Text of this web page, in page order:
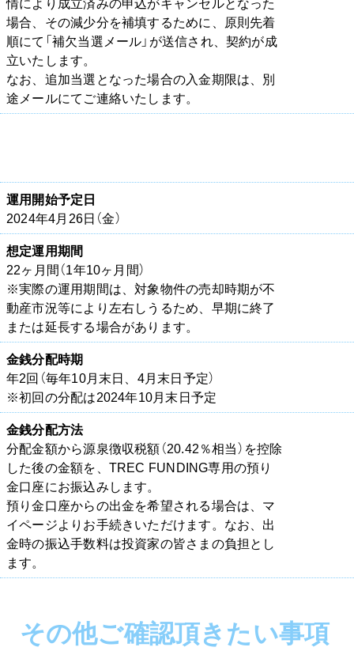
場合、その減少分を補填するために、原則先着
順にて「補欠当選メール」が送信され、契約が成
立いたします。
なお、追加当選となった場合の入金期限は、別
途メールにてご連絡いたします。
運用開始予定日
2024年4月26日（金）
想定運用期間
22ヶ月間（1年10ヶ月間）
※実際の運用期間は、対象物件の売却時期が不
動産市況等により左右しうるため、早期に終了
または延長する場合があります。
金銭分配時期
年2回（毎年10月末日、4月末日予定）
※初回の分配は2024年10月末日予定
金銭分配方法
分配金額から源泉徴収税額（20.42％相当）を控除
した後の金額を、TREC FUNDING専用の預り
金口座にお振込みします。
預り金口座からの出金を希望される場合は、マ
イページよりお手続きいただけます。なお、出
金時の振込手数料は投資家の皆さまの負担とし
ます。
その他ご確認頂きたい事項